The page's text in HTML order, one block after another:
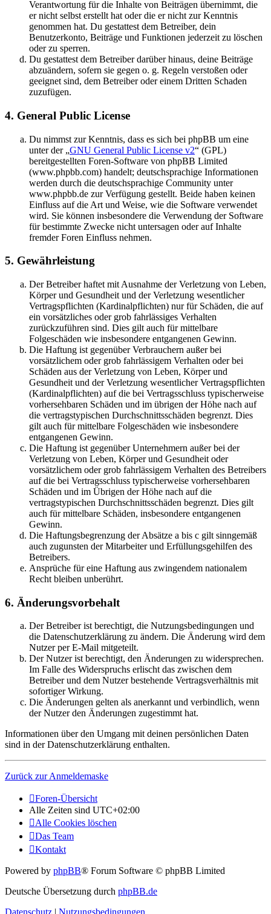
Verantwortung für die Inhalte von Beiträgen übernimmt, die
er nicht selbst erstellt hat oder die er nicht zur Kenntnis
genommen hat. Du gestattest dem Betreiber, dein
Benutzerkonto, Beiträge und Funktionen jederzeit zu löschen
oder zu sperren.
Du gestattest dem Betreiber darüber hinaus, deine Beiträge
abzuändern, sofern sie gegen o. g. Regeln verstoßen oder
geeignet sind, dem Betreiber oder einem Dritten Schaden
zuzufügen.
4. General Public License
Du nimmst zur Kenntnis, dass es sich bei phpBB um eine
unter der „GNU General Public License v2“ (GPL)
bereitgestellten Foren-Software von phpBB Limited
(www.phpbb.com) handelt; deutschsprachige Informationen
werden durch die deutschsprachige Community unter
www.phpbb.de zur Verfügung gestellt. Beide haben keinen
Einfluss auf die Art und Weise, wie die Software verwendet
wird. Sie können insbesondere die Verwendung der Software
für bestimmte Zwecke nicht untersagen oder auf Inhalte
fremder Foren Einfluss nehmen.
5. Gewährleistung
Der Betreiber haftet mit Ausnahme der Verletzung von Leben,
Körper und Gesundheit und der Verletzung wesentlicher
Vertragspflichten (Kardinalpflichten) nur für Schäden, die auf
ein vorsätzliches oder grob fahrlässiges Verhalten
zurückzuführen sind. Dies gilt auch für mittelbare
Folgeschäden wie insbesondere entgangenen Gewinn.
Die Haftung ist gegenüber Verbrauchern außer bei
vorsätzlichem oder grob fahrlässigem Verhalten oder bei
Schäden aus der Verletzung von Leben, Körper und
Gesundheit und der Verletzung wesentlicher Vertragspflichten
(Kardinalpflichten) auf die bei Vertragsschluss typischerweise
vorhersehbaren Schäden und im übrigen der Höhe nach auf
die vertragstypischen Durchschnittsschäden begrenzt. Dies
gilt auch für mittelbare Folgeschäden wie insbesondere
entgangenen Gewinn.
Die Haftung ist gegenüber Unternehmern außer bei der
Verletzung von Leben, Körper und Gesundheit oder
vorsätzlichem oder grob fahrlässigem Verhalten des Betreibers
auf die bei Vertragsschluss typischerweise vorhersehbaren
Schäden und im Übrigen der Höhe nach auf die
vertragstypischen Durchschnittsschäden begrenzt. Dies gilt
auch für mittelbare Schäden, insbesondere entgangenen
Gewinn.
Die Haftungsbegrenzung der Absätze a bis c gilt sinngemäß
auch zugunsten der Mitarbeiter und Erfüllungsgehilfen des
Betreibers.
Ansprüche für eine Haftung aus zwingendem nationalem
Recht bleiben unberührt.
6. Änderungsvorbehalt
Der Betreiber ist berechtigt, die Nutzungsbedingungen und
die Datenschutzerklärung zu ändern. Die Änderung wird dem
Nutzer per E-Mail mitgeteilt.
Der Nutzer ist berechtigt, den Änderungen zu widersprechen.
Im Falle des Widerspruchs erlischt das zwischen dem
Betreiber und dem Nutzer bestehende Vertragsverhältnis mit
sofortiger Wirkung.
Die Änderungen gelten als anerkannt und verbindlich, wenn
der Nutzer den Änderungen zugestimmt hat.
Informationen über den Umgang mit deinen persönlichen Daten
sind in der Datenschutzerklärung enthalten.
Zurück zur Anmeldemaske
Foren-Übersicht
Alle Zeiten sind UTC+02:00
Alle Cookies löschen
Das Team
Kontakt
Powered by phpBB® Forum Software © phpBB Limited
Deutsche Übersetzung durch phpBB.de